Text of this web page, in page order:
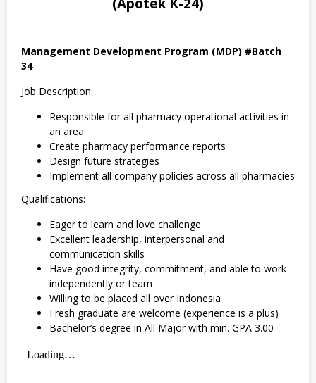
(Apotek K-24)
Management Development Program (MDP) #Batch
34
Job Description:
Responsible for all pharmacy operational activities in
an area
Create pharmacy performance reports
Design future strategies
Implement all company policies across all pharmacies
Qualifications:
Eager to learn and love challenge
Excellent leadership, interpersonal and
communication skills
Have good integrity, commitment, and able to work
independently or team
Willing to be placed all over Indonesia
Fresh graduate are welcome (experience is a plus)
Bachelor’s degree in All Major with min. GPA 3.00